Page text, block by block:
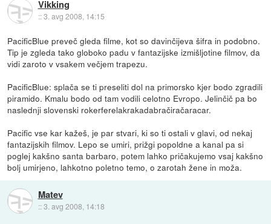
Vikking
::3. avg 2008, 14:15
PacificBlue preveč gleda filme, kot so davinčijeva šifra in podobno.
Tip je zgleda tako globoko padu v fantazijske izmišljotine filmov, da
vidi zaroto v vsakem večjem trapezu.
PacificBlue: splača se ti preseliti dol na primorsko kjer bodo zgradili
piramido. Kmalu bodo od tam vodili celotno Evropo. Jelinčič pa bo
naslednji slovenski rokerferelakrakadabračiračaracar.
Pacific vse kar kažeš, je par stvari, ki so ti ostali v glavi, od nekaj
fantazijskih filmov. Lepo se umiri, prižgi popoldne a kanal pa si
poglej kakšno santa barbaro, potem lahko pričakujemo vsaj kakšno
bolj umirjeno, lahkotno poletno temo, o zarotah žene in moža.
Matev
::3. avg 2008, 14:18